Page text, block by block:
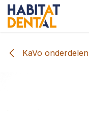
Overslaan naar inhoud
KaVo onderdelen